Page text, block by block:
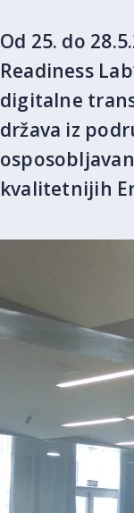
Od 25. do
Readiness
digitalne
država iz
kvalitetnijih